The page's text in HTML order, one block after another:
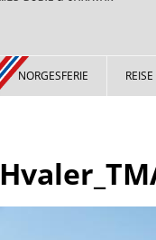
NORGESFERIE REISE